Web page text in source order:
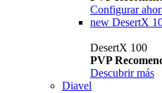
Configurar
new DesertX
DesertX 100
PVP
Descubrir más
Diavel